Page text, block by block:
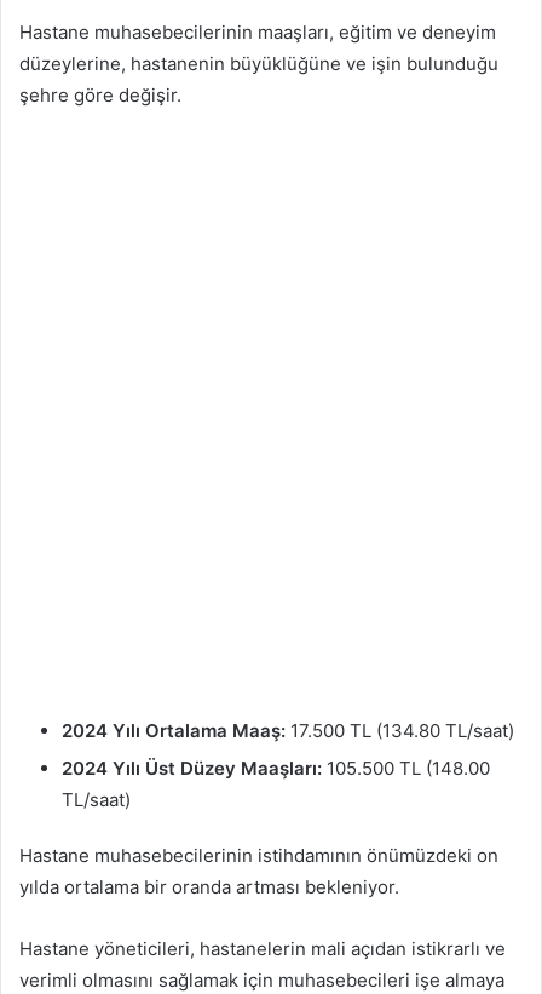
Hastane muhasebecilerinin maaşları, eğitim ve deneyim
düzeylerine, hastanenin büyüklüğüne ve işin bulunduğu
şehre göre değişir.
2024 Yılı Ortalama Maaş: 17.500 TL (134.80 TL/saat)
2024 Yılı Üst Düzey Maaşları: 105.500 TL (148.00
TL/saat)
Hastane muhasebecilerinin istihdamının önümüzdeki on
yılda ortalama bir oranda artması bekleniyor.
Hastane yöneticileri, hastanelerin mali açıdan istikrarlı ve
verimli olmasını sağlamak için muhasebecileri işe almaya